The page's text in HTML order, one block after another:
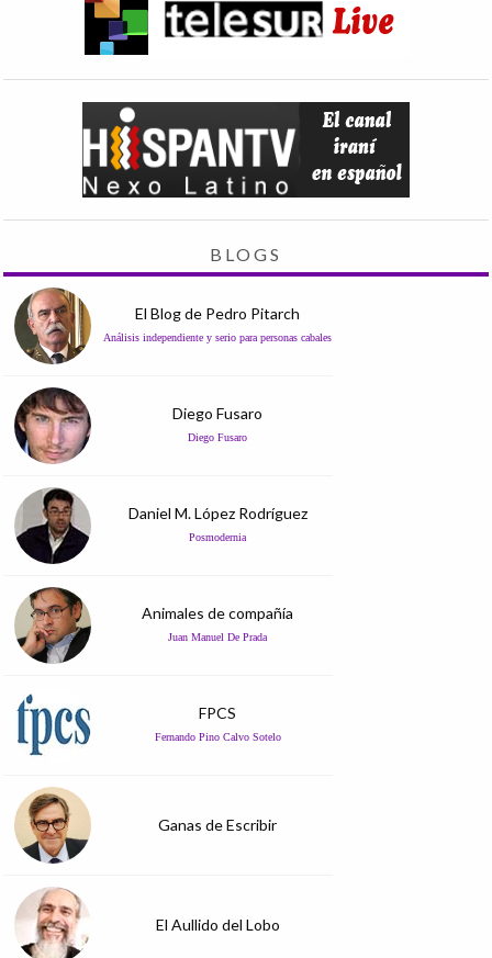
BLOGS
El Blog de Pedro Pitarch
Análisis independiente y serio para personas cabales
Diego Fusaro
Diego Fusaro
Daniel M. López Rodríguez
Posmodernia
Animales de compañía
Juan Manuel De Prada
FPCS
Fernando Pino Calvo Sotelo
Ganas de Escribir
El Aullido del Lobo